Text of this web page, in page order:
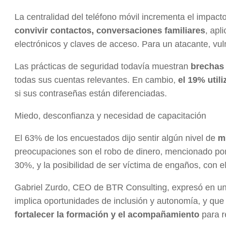
La centralidad del teléfono móvil incrementa el
convivir contactos, conversaciones familiares,
electrónicos y claves de acceso. Para un atacante,
Las prácticas de seguridad todavía muestran
todas sus cuentas relevantes. En cambio, el 19%
si sus contraseñas están diferenciadas.
Miedo, desconfianza y necesidad de capacitación
El 63% de los encuestados dijo sentir algún nivel de
preocupaciones son el robo de dinero, mencionado
30%, y la posibilidad de ser víctima de engaños, con
Gabriel Zurdo, CEO de BTR Consulting, expresó en
implica oportunidades de inclusión y autonomía, y
fortalecer la formación y el acompañamiento para